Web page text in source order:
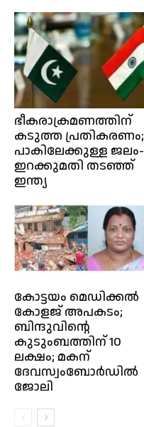
ഭീകരാക്രമണത്തിന്
കടുത്ത പ്രതികരണം;
പാകിലേക്കുള്ള ജലം-
ഇറക്കുമതി തടഞ്ഞ്
ഇന്ത്യ
കോട്ടയം മെഡിക്കൽ
കോളജ് അപകടം;
ബിന്ദുവിൻ്റെ
കുടുംബത്തിന് 10
ലക്ഷം; മകന്
ദേവസ്വംബോർഡിൽ
ജോലി